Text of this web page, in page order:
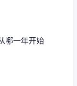
哪一年开始